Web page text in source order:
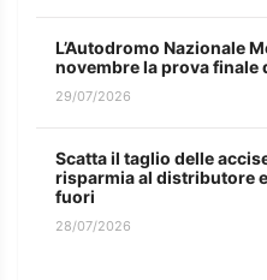
L’Autodromo Nazionale
novembre la prova finale
29/07/2026
Scatta il taglio delle
risparmia al distributore
fuori
28/07/2026